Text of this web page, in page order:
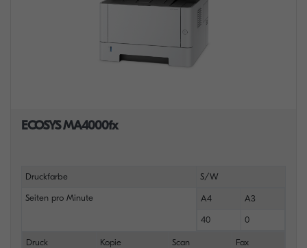
ECOSYS MA4000fx
Druckfarbe S/W
Seiten pro Minute A4 A3
40 0
Druck Kopie Scan Fax